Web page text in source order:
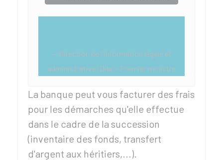
Direction de l'information légale et
administrative (Dila) - Premier ministre
La banque peut vous facturer des frais
pour les démarches qu'elle effectue
dans le cadre de la succession
(inventaire des fonds, transfert
d'argent aux héritiers,...).